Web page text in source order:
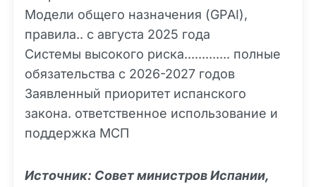
Модели общего назначения (GPAI),
правила.. с августа 2025 года
Системы высокого риска............. полные
обязательства с 2026-2027 годов
Заявленный приоритет испанского
закона. ответственное использование и
поддержка МСП
Источник: Совет министров Испании,